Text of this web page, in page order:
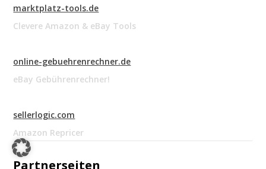
marktplatz-tools.de
Clevere Amazon & eBay Tools
online-gebuehrenrechner.de
eBay Gebührenrechner!
sellerlogic.com
Amazon Repricer
Partnerseiten